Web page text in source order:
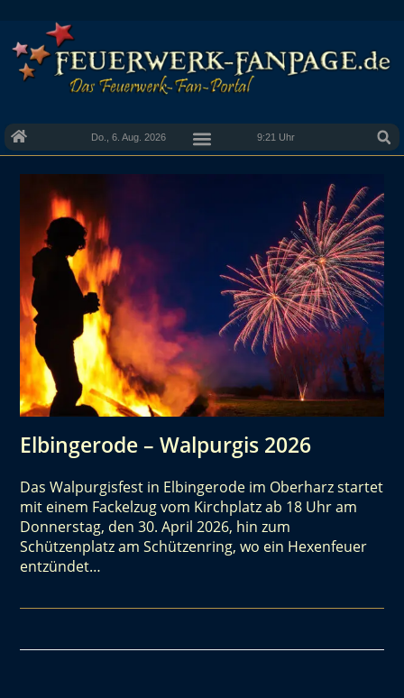
Do., 6. Aug. 2026 9:21 Uhr
Elbingerode – Walpurgis 2026
Das Walpurgisfest in Elbingerode im Oberharz startet
mit einem Fackelzug vom Kirchplatz ab 18 Uhr am
Donnerstag, den 30. April 2026, hin zum
Schützenplatz am Schützenring, wo ein Hexenfeuer
entzündet…